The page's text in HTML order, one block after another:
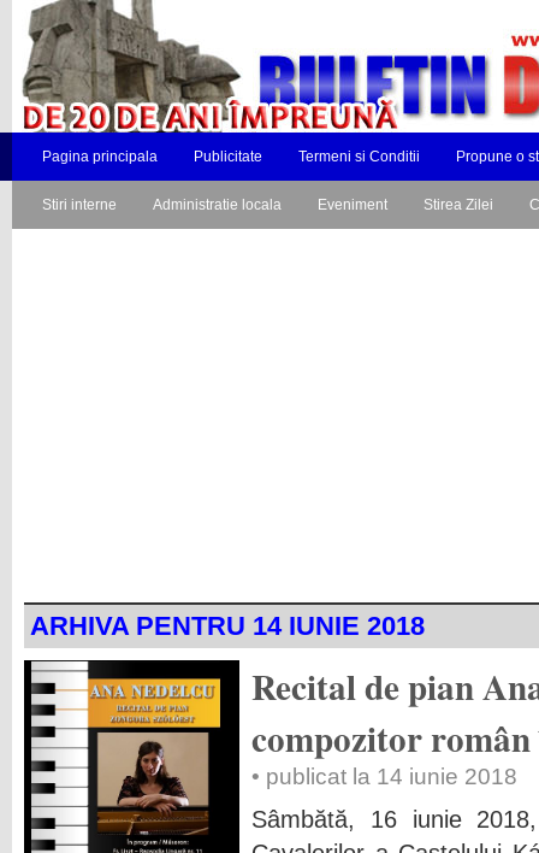
Pagina principala Publicitate Termeni si Conditii Propune o
Stiri interne Administratie locala Eveniment Stirea Zilei
ARHIVA PENTRU 14 IUNIE 2018
Recital de pian
compozitor
• publicat la 14 iunie 2018
Sâmbătă, 16 iunie